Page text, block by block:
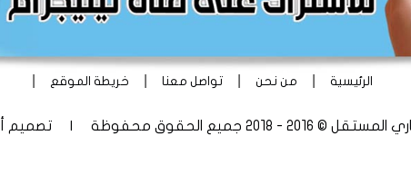
الرئيسية من نحن تواصل معنا خريطة الموقع
2018 جميع الحقوق محفوظة | تصميم